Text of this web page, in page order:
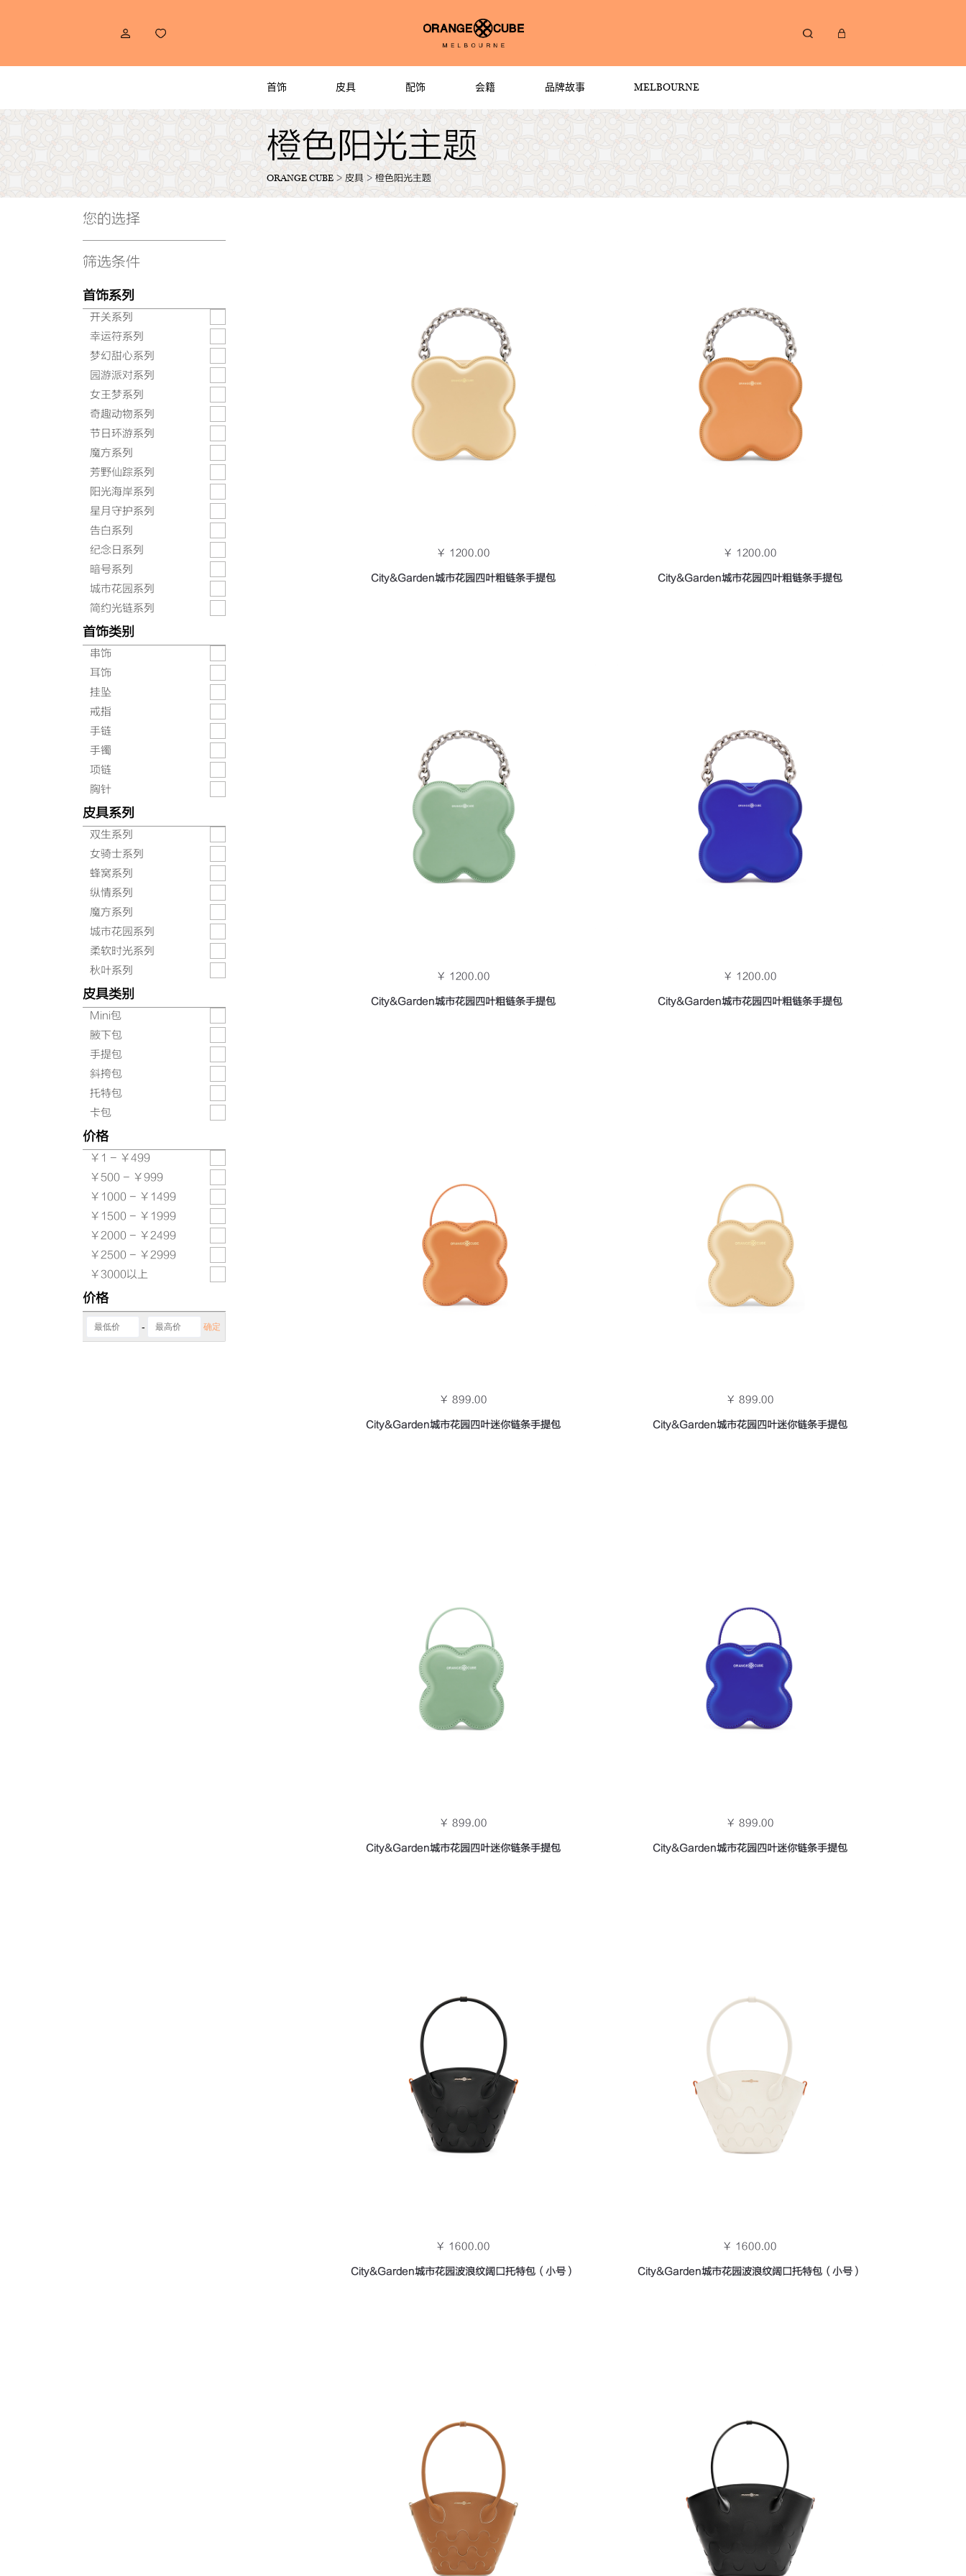
首饰 皮具 配饰 会籍 品牌故事 MELBOURNE
橙色阳光主题
ORANGE CUBE> 皮具> 橙色阳光主题
您的选择
筛选条件
首饰系列
开关系列
幸运符系列
梦幻甜心系列
园游派对系列
女王梦系列
奇趣动物系列
节日环游系列
魔方系列
芳野仙踪系列
阳光海岸系列
星月守护系列
告白系列
纪念日系列
暗号系列
城市花园系列
简约光链系列
首饰类别
串饰
耳饰
挂坠
戒指
手链
手镯
项链
胸针
皮具系列
双生系列
女骑士系列
蜂窝系列
纵情系列
魔方系列
城市花园系列
柔软时光系列
秋叶系列
皮具类别
Mini包
腋下包
手提包
斜挎包
托特包
卡包
价格
￥1 - ￥499
￥500 - ￥999
￥1000 - ￥1499
￥1500 - ￥1999
￥2000 - ￥2499
￥2500 - ￥2999
￥3000以上
价格
- 确定
￥ 1200.00
City&Garden城市花园四叶粗链条手提包
￥ 1200.00
City&Garden城市花园四叶粗链条手提包
￥ 1200.00
City&Garden城市花园四叶粗链条手提包
￥ 1200.00
City&Garden城市花园四叶粗链条手提包
￥ 899.00
City&Garden城市花园四叶迷你链条手提包
￥ 899.00
City&Garden城市花园四叶迷你链条手提包
￥ 899.00
City&Garden城市花园四叶迷你链条手提包
￥ 899.00
City&Garden城市花园四叶迷你链条手提包
￥ 1600.00
City&Garden城市花园波浪纹阔口托特包（小号）
￥ 1600.00
City&Garden城市花园波浪纹阔口托特包（小号）